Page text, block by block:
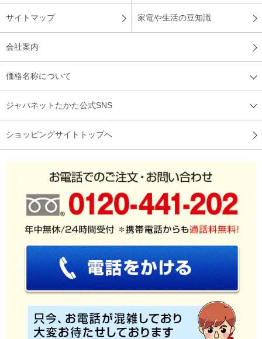
サイトマップ 家電や生活の豆知識
会社案内
価格名称について
ジャパネットたかた公式SNS
ショッピングサイトトップへ